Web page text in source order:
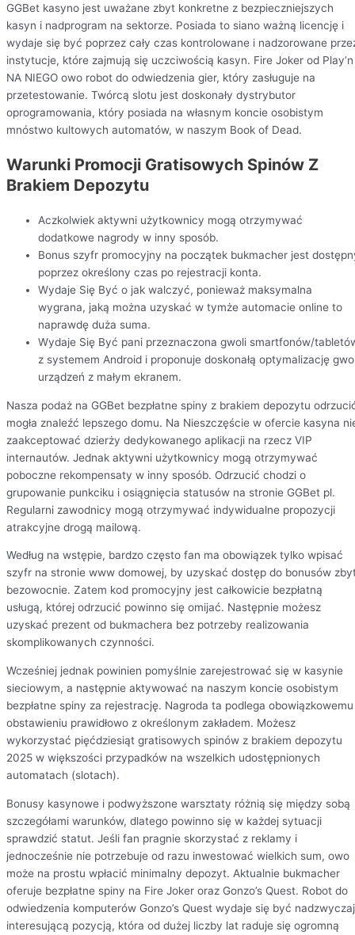
GGBet kasyno jest uważane zbyt konkretne z bezpieczniejszych
kasyn i nadprogram na sektorze. Posiada to siano ważną licencję i
wydaje się być poprzez cały czas kontrolowane i nadzorowane
instytucje, które zajmują się uczciwością kasyn. Fire Joker od Play’n
NA NIEGO owo robot do odwiedzenia gier, który zasługuje na
przetestowanie. Twórcą slotu jest doskonały dystrybutor
oprogramowania, który posiada na własnym koncie osobistym
mnóstwo kultowych automatów, w naszym Book of Dead.
Warunki Promocji Gratisowych Spinów Z
Brakiem Depozytu
Aczkolwiek aktywni użytkownicy mogą otrzymywać
dodatkowe nagrody w inny sposób.
Bonus szyfr promocyjny na początek bukmacher jest
poprzez określony czas po rejestracji konta.
Wydaje Się Być o jak walczyć, ponieważ maksymalna
wygrana, jaką można uzyskać w tymże automacie online to
naprawdę duża suma.
Wydaje Się Być pani przeznaczona gwoli smartfonów/
z systemem Android i proponuje doskonałą optymalizację
urządzeń z małym ekranem.
Nasza podaż na GGBet bezpłatne spiny z brakiem depozytu
mogła znaleźć lepszego domu. Na Nieszczęście w ofercie kasyna
zaakceptować dzierży dedykowanego aplikacji na rzecz VIP
internautów. Jednak aktywni użytkownicy mogą otrzymywać
poboczne rekompensaty w inny sposób. Odrzucić chodzi o
grupowanie punkciku i osiągnięcia statusów na stronie GGBet pl.
Regularni zawodnicy mogą otrzymywać indywidualne propozycji
atrakcyjne drogą mailową.
Według na wstępie, bardzo często fan ma obowiązek tylko wpisać
szyfr na stronie www domowej, by uzyskać dostęp do bonusów
bezowocnie. Zatem kod promocyjny jest całkowicie bezpłatną
usługą, której odrzucić powinno się omijać. Następnie możesz
uzyskać prezent od bukmachera bez potrzeby realizowania
skomplikowanych czynności.
Wcześniej jednak powinien pomyślnie zarejestrować się w kasynie
sieciowym, a następnie aktywować na naszym koncie osobistym
bezpłatne spiny za rejestrację. Nagroda ta podlega obowiązkowemu
obstawieniu prawidłowo z określonym zakładem. Możesz
wykorzystać pięćdziesiąt gratisowych spinów z brakiem depozytu
2025 w większości przypadków na wszelkich udostępnionych
automatach (slotach).
Bonusy kasynowe i podwyższone warsztaty różnią się między sobą
szczegółami warunków, dlatego powinno się w każdej sytuacji
sprawdzić statut. Jeśli fan pragnie skorzystać z reklamy i
jednocześnie nie potrzebuje od razu inwestować wielkich sum, owo
może na prostu wpłacić minimalny depozyt. Aktualnie bukmacher
oferuje bezpłatne spiny na Fire Joker oraz Gonzo’s Quest. Robot do
odwiedzenia komputerów Gonzo’s Quest wydaje się być nadzwyczaj
interesującą pozycją, która od dużej liczby lat raduje się ogromną